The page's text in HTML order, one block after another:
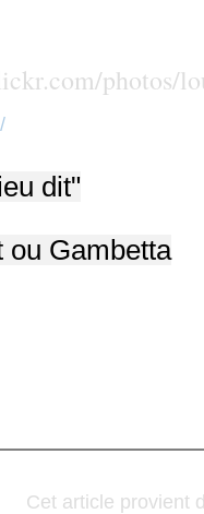
photos/
dit"
ou Gambetta
Cet article provient